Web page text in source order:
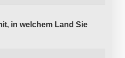
in welchem Land Sie